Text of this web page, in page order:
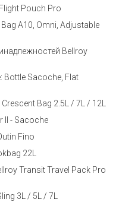
Pouch Pro
A10, Omni, Adjustable
Bellroy
Sacoche, Flat
Bag 2.5L / 7L / 12L
II - Sacoche
Fino
22L
Transit Travel Pack Pro
3L / 5L / 7L